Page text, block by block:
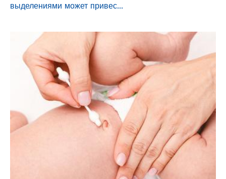
выделениями может привес...